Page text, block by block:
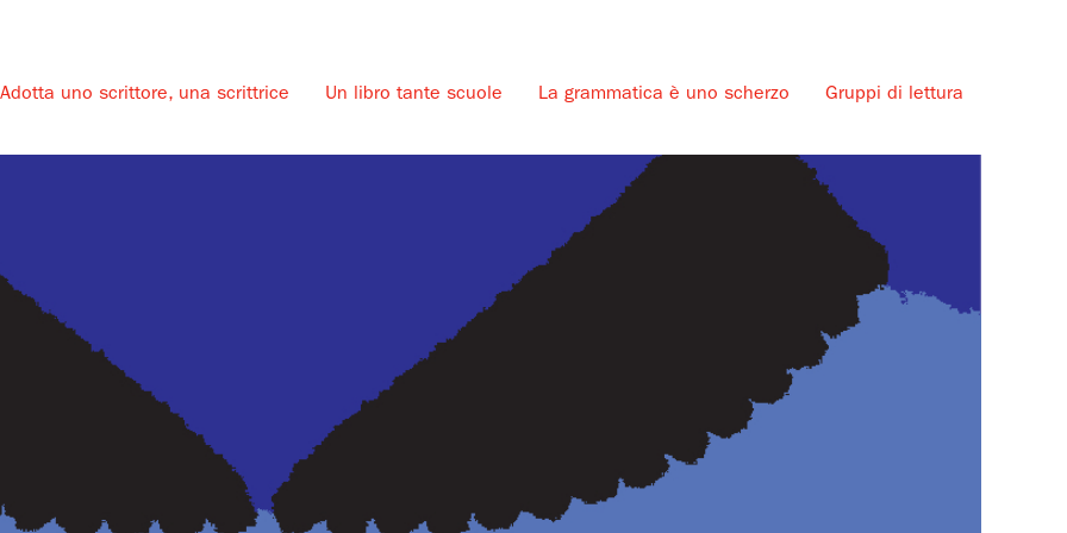
Adotta uno scrittore, una scrittrice Un libro tante scuole La grammatica è uno scherzo Gruppi di lettura